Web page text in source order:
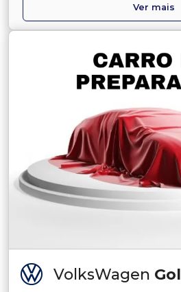
Ver mais
VolksWagen Gol